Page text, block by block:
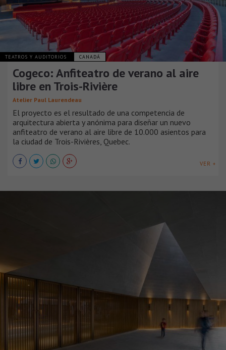
TEATROS Y AUDITORIOS CANADÁ
Cogeco: Anfiteatro de verano al aire
libre en Trois-Rivière
Atelier Paul Laurendeau
El proyecto es el resultado de una competencia de
arquitectura abierta y anónima para diseñar un nuevo
anfiteatro de verano al aire libre de 10.000 asientos para
la ciudad de Trois-Rivières, Quebec.
VER +